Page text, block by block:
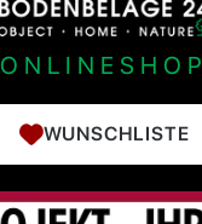
ONLINESHOP
WUNSCHLISTE